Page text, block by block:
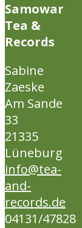
Samowar
Tea &
Records
Sabine
Zaeske
Am Sande
33
21335
Lüneburg
info@tea-
and-
records.de
04131/47828